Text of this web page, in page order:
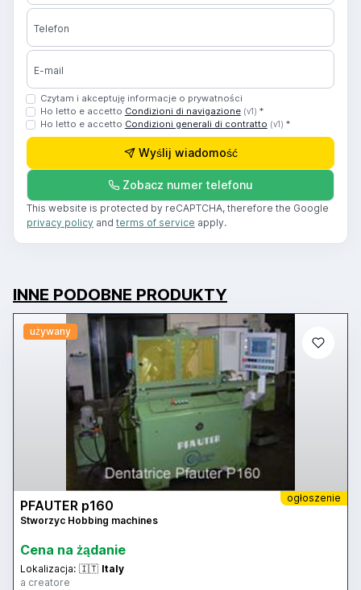
Telefon
E-mail
Czytam i akceptuję informacje o prywatności
Ho letto e accetto Condizioni di navigazione (v1) *
Ho letto e accetto Condizioni generali di contratto (v1) *
Wyślij wiadomość
Zobacz numer telefonu
This website is protected by reCAPTCHA, therefore the Google
privacy policy and terms of service apply.
INNE PODOBNE PRODUKTY
używany
ogłoszenie
PFAUTER p160
Stworzyc Hobbing machines
Cena na żądanie
Lokalizacja: 🇮🇹 Italy
a creatore